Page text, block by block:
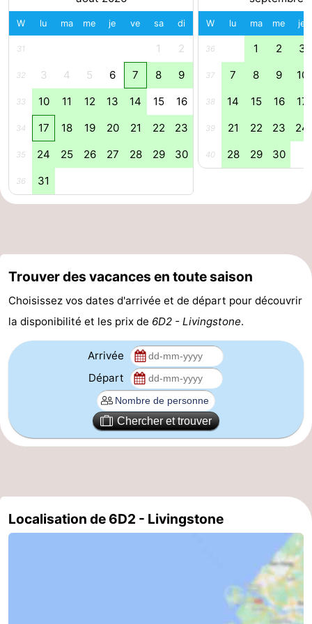
des
phoques
Boire
et
manger
Événements
Pratiques
Forum
Route
Médicales
Région
Hollande-
Méridionale
Nature
Duin
-
Katwijk
-
Scheveningen
-
W lu ma me je ve sa di
31 1 2
32 3 4 5 6 7 8 9
33 10 11 12 13 14 15 16
34 17 18 19 20 21 22 23
35 24 25 26 27 28 29 30
36 31
W lu ma me je
36 1 2 3
37 7 8 9 10
38 14 15 16 17
39 21 22 23 24
40 28 29 30
Trouver des vacances en toute saison
Choisissez vos dates d'arrivée et de départ pour découvrir
la disponibilité et les prix de 6D2 - Livingstone.
Arrivée
Départ
Chercher et trouver
Localisation de 6D2 - Livingstone